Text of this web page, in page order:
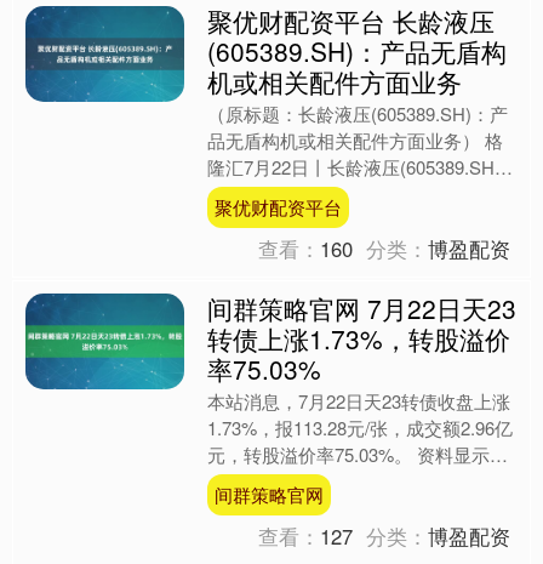
聚优财配资平台 长龄液压
(605389.SH)：产品无盾构
机或相关配件方面业务
（原标题：长龄液压(605389.SH)：产
品无盾构机或相关配件方面业务） 格
隆汇7月22日丨长龄液压(605389.SH)
在投资者互动平台表示，目前公司产品
无....
聚优财配资平台
查看： 160 分类：博盈配资
间群策略官网 7月22日天23
转债上涨1.73%，转股溢价
率75.03%
本站消息，7月22日天23转债收盘上涨
1.73%，报113.28元/张，成交额2.96亿
元，转股溢价率75.03%。 资料显示，
天23转债信用级别为“AA”，债....
间群策略官网
查看： 127 分类：博盈配资